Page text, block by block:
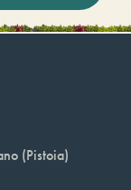
(Pistoia)